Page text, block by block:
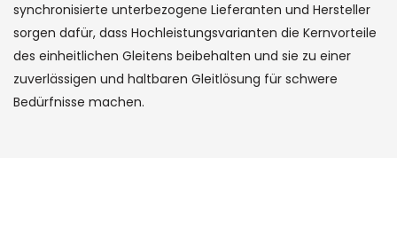
synchronisierte unterbezogene Lieferanten und Hersteller
sorgen dafür, dass Hochleistungsvarianten die Kernvorteile
des einheitlichen Gleitens beibehalten und sie zu einer
zuverlässigen und haltbaren Gleitlösung für schwere
Bedürfnisse machen.